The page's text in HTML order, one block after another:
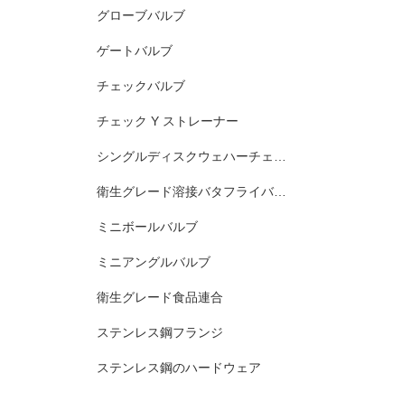
グローブバルブ
ゲートバルブ
チェックバルブ
チェック Y ストレーナー
衛生グレード溶接バタフライバルブ
ミニボールバルブ
ミニアングルバルブ
衛生グレード食品連合
ステンレス鋼フランジ
ステンレス鋼のハードウェア